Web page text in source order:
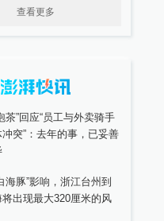
查看更多
茶”回应“员工与外卖骑手
突”：去年的事，已妥善
海豚”影响，浙江台州到
出现最大320厘米的风